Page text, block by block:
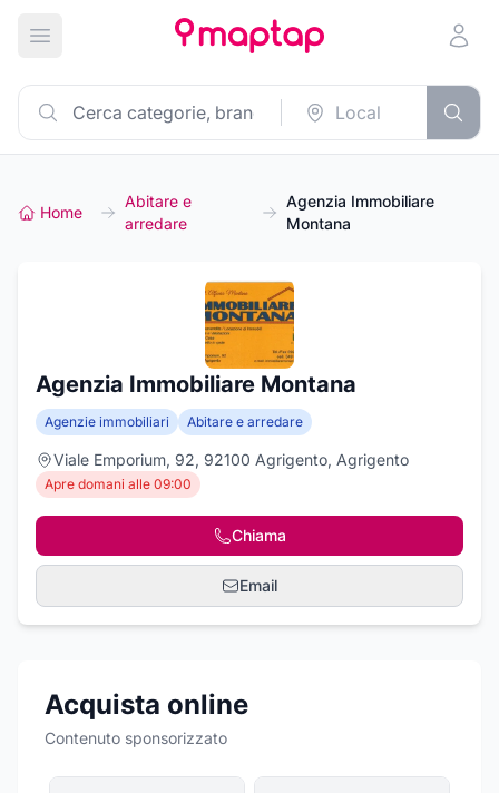
Apri menu principale
Home
Abitare e
arredare
Agenzia Immobiliare
Montana
Agenzia Immobiliare Montana
Agenzie immobiliari Abitare e arredare
Viale Emporium, 92, 92100 Agrigento, Agrigento
Apre domani alle 09:00
Chiama
Email
Acquista online
Contenuto sponsorizzato